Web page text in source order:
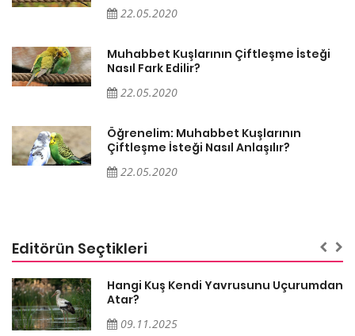
22.05.2020
Muhabbet Kuşlarının Çiftleşme İsteği
Nasıl Fark Edilir?
22.05.2020
Öğrenelim: Muhabbet Kuşlarının
Çiftleşme İsteği Nasıl Anlaşılır?
22.05.2020
Editörün Seçtikleri
Hangi Kuş Kendi Yavrusunu Uçurumdan
Atar?
09.11.2025